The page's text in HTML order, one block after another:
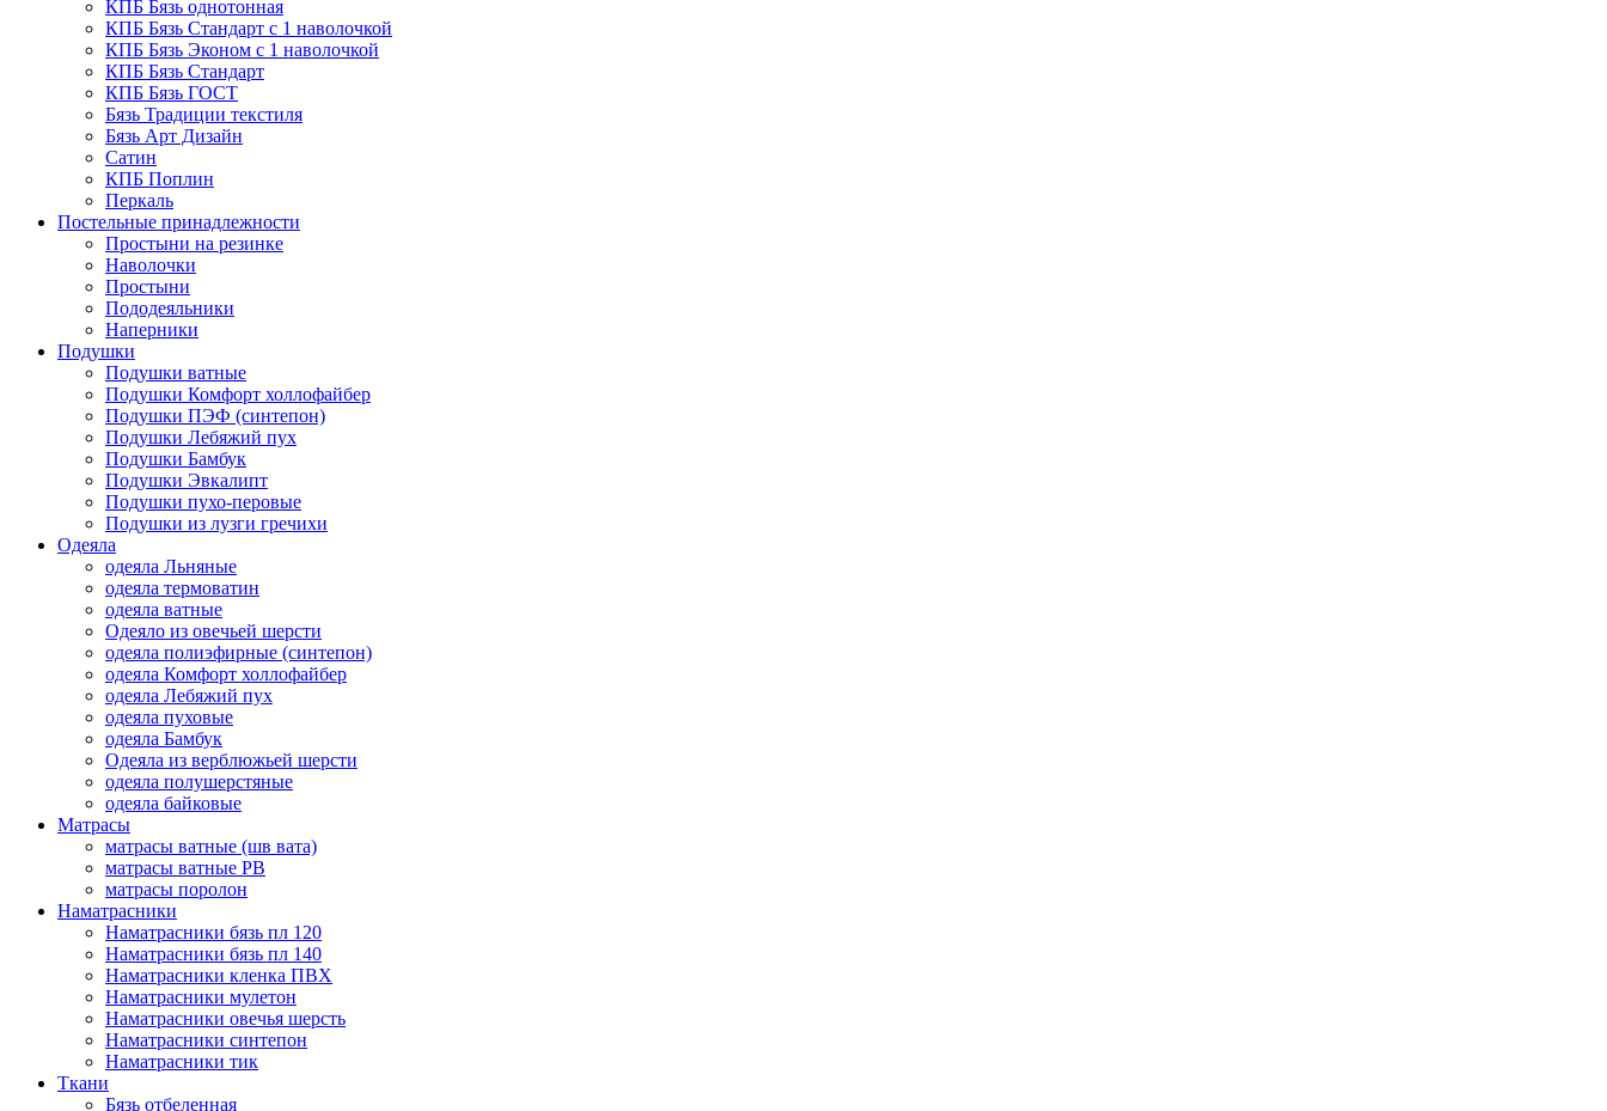
КПБ Бязь однотонная
КПБ Бязь Стандарт c 1 наволочкой
КПБ Бязь Эконом с 1 наволочкой
КПБ Бязь Стандарт
КПБ Бязь ГОСТ
Бязь Традиции текстиля
Бязь Арт Дизайн
Сатин
КПБ Поплин
Перкаль
Постельные принадлежности
Простыни на резинке
Наволочки
Простыни
Пододеяльники
Наперники
Подушки
Подушки ватные
Подушки Комфорт холлофайбер
Подушки ПЭФ (синтепон)
Подушки Лебяжий пух
Подушки Бамбук
Подушки Эвкалипт
Подушки пухо-перовые
Подушки из лузги гречихи
Одеяла
одеяла Льняные
одеяла термоватин
одеяла ватные
Одеяло из овечьей шерсти
одеяла полиэфирные (синтепон)
одеяла Комфорт холлофайбер
одеяла Лебяжий пух
одеяла пуховые
одеяла Бамбук
Одеяла из верблюжьей шерсти
одеяла полушерстяные
одеяла байковые
Матрасы
матрасы ватные (шв вата)
матрасы ватные РВ
матрасы поролон
Наматрасники
Наматрасники бязь пл 120
Наматрасники бязь пл 140
Наматрасники кленка ПВХ
Наматрасники мулетон
Наматрасники овечья шерсть
Наматрасники синтепон
Наматрасники тик
Ткани
Бязь отбеленная